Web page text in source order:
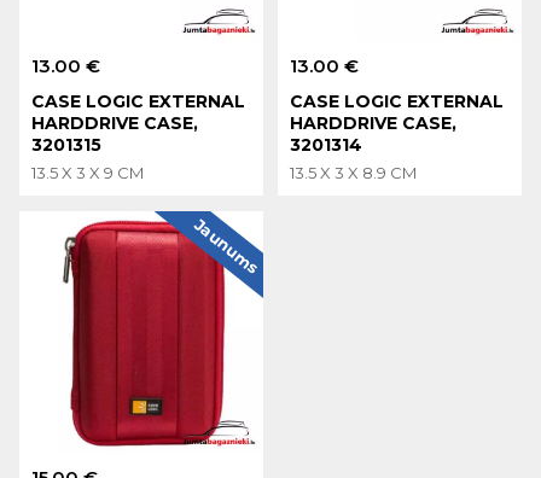
13.00 €
CASE LOGIC EXTERNAL
HARDDRIVE CASE,
3201315
13.5 X 3 X 9 CM
13.00 €
CASE LOGIC EXTERNAL
HARDDRIVE CASE,
3201314
13.5 X 3 X 8.9 CM
Jaunums